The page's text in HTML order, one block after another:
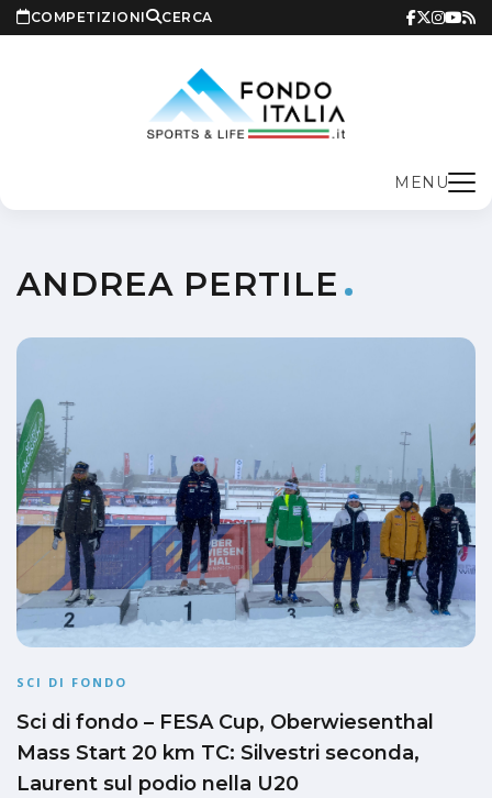
COMPETIZIONI CERCA
MENU
ANDREA PERTILE
SCI DI FONDO
Sci di fondo – FESA Cup, Oberwiesenthal
Mass Start 20 km TC: Silvestri seconda,
Laurent sul podio nella U20